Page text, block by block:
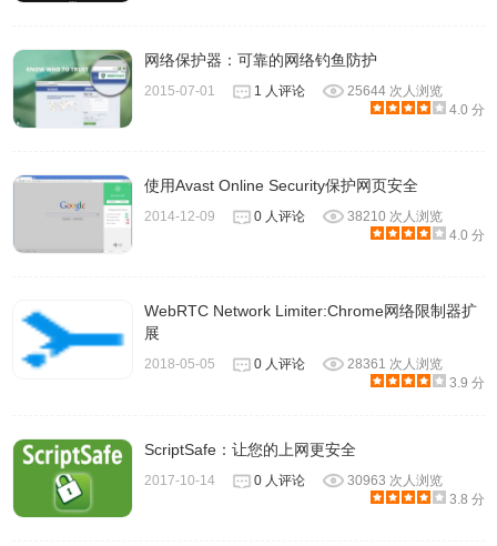
5.若你想要阻绝所有非加密的 HTTP 链接，可勾选「阻挡所
有未加密的请求」，这个选项比较暴力一点，勾选后就只会
让 HTTPS 运作，因此其他不支持 HTTPS 的网站或链结都
没有特殊必要建议不用打开。
https everywhere注意事项
网络保护器：可靠的网络钓鱼防护
2015-07-01 1 人评论
25644 次人浏览
4.0 分
使用Avast Online Security保护网页安全
2014-12-09 0 人评论
38210 次人浏览
4.0 分
WebRTC Network Limiter:Chrome网络限制器扩
展
2018-05-05 0 人评论
28361 次人浏览
3.9 分
ScriptSafe：让您的上网更安全
2017-10-14 0 人评论
30963 次人浏览
3.8 分